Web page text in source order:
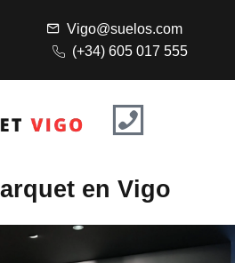
Vigo@suelos.com
(+34) 605 017 555
en Vigo